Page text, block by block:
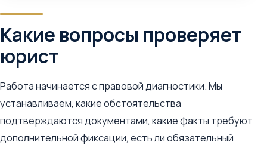
Какие вопросы проверяет
юрист
Работа начинается с правовой диагностики. Мы
устанавливаем, какие обстоятельства
подтверждаются документами, какие факты требуют
дополнительной фиксации, есть ли обязательный